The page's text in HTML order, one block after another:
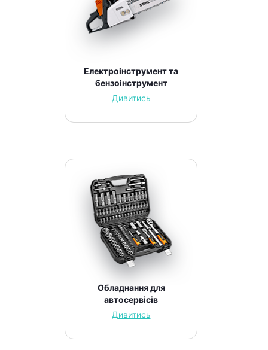
Електроінструмент та
бензоінструмент
Дивитись
Обладнання для
автосервісів
Дивитись